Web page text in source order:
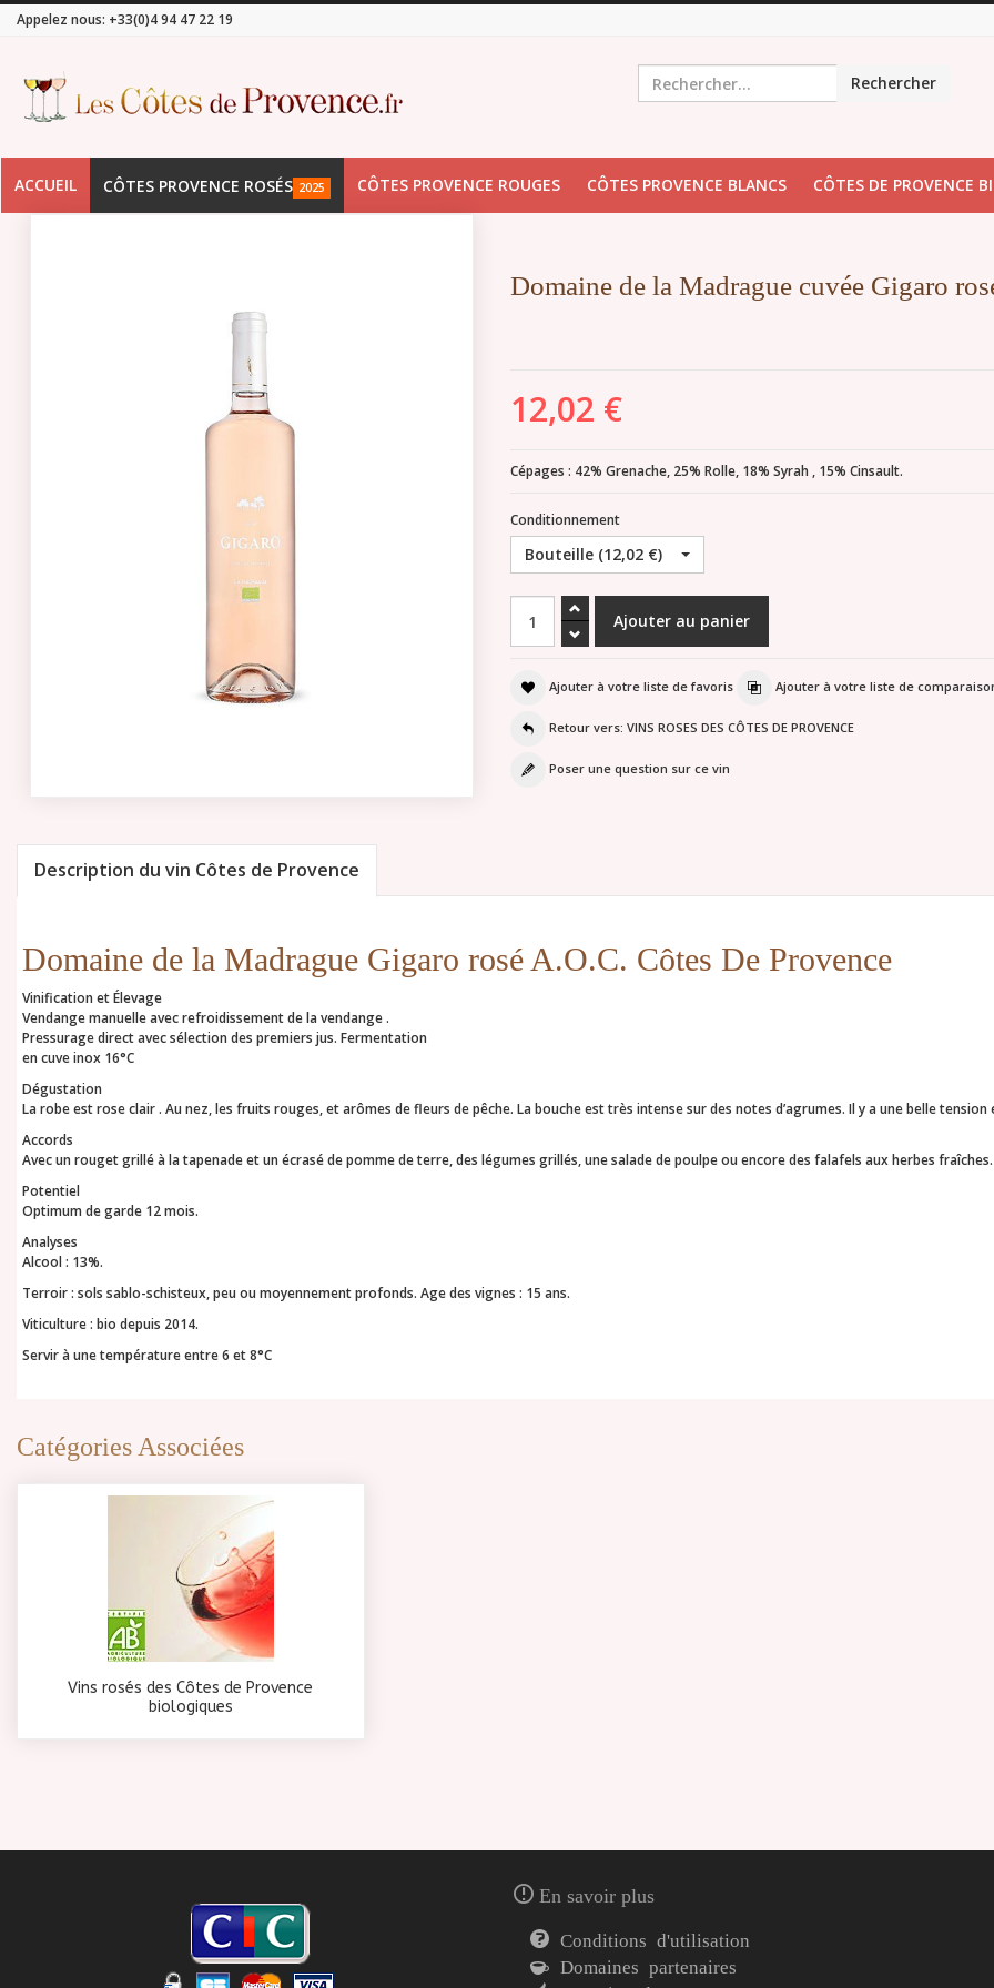
Appelez nous: +33(0)4 94 47 22 19
Rechercher
ACCUEIL CÔTES PROVENCE ROSÉS 2025 CÔTES PROVENCE ROUGES CÔTES PROVENCE BLANCS CÔTES DE PROVENCE
Domaine de la Madrague cuvée Gigaro
12,02 €
Cépages : 42% Grenache, 25% Rolle, 18% Syrah , 15% Cinsault.
Conditionnement
Bouteille (12,02 €)
Ajouter à votre liste de favoris Ajouter à votre liste de
Retour vers: VINS ROSES DES CÔTES DE PROVENCE
Poser une question sur ce vin
Description du vin Côtes de Provence
Domaine de la Madrague Gigaro rosé A.O.C. Côtes De Provence
Vinification et Élevage
Vendange manuelle avec refroidissement de la vendange .
Pressurage direct avec sélection des premiers jus. Fermentation
en cuve inox 16°C
Dégustation
La robe est rose clair . Au nez, les fruits rouges, et arômes de fleurs de pêche. La bouche est très intense sur des notes d’agrumes. Il y a une belle tension
Accords
Avec un rouget grillé à la tapenade et un écrasé de pomme de terre, des légumes grillés, une salade de poulpe ou encore des falafels aux herbes fraîches.
Potentiel
Optimum de garde 12 mois.
Analyses
Alcool : 13%.
Terroir : sols sablo-schisteux, peu ou moyennement profonds. Age des vignes : 15 ans.
Viticulture : bio depuis 2014.
Servir à une température entre 6 et 8°C
Catégories Associées
Vins rosés des Côtes de Provence
biologiques
En savoir plus
Conditions d'utilisation
Domaines partenaires